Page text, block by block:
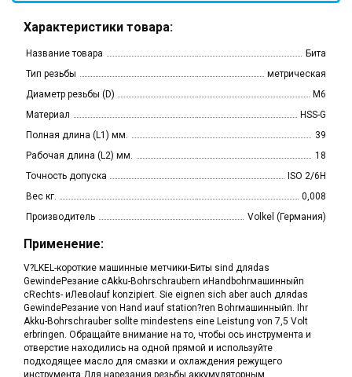
Характеристики товара:
Название товара
Бита
Тип резьбы
метрическая
Диаметр резьбы (D)
M6
Материал
HSS-G
Полная длина (L1) мм.
39
Рабочая длина (L2) мм.
18
Точность допуска
ISO 2/6H
Вес кг.
0,008
Производитель
Volkel (Германия)
Применение:
V?LKEL-короткие машинные метчики-Биты sind дляdas
GewindeРезание cAkku-Bohrschraubern иHandbohrмашинныйn
cRechts- иЛевоlauf konzipiert. Sie eignen sich aber auch дляdas
GewindeРезание von Hand иauf station?ren Bohrмашинныйn. Ihr
Akku-Bohrschrauber sollte mindestens eine Leistung von 7,5 Volt
erbringen. Обращайте внимание на то, чтобы ось инструмента и
отверстие находились на одной прямой и используйте
подходящее масло для смазки и охлаждения режущего
инструмента.Для нарезания резьбы аккумуляторным